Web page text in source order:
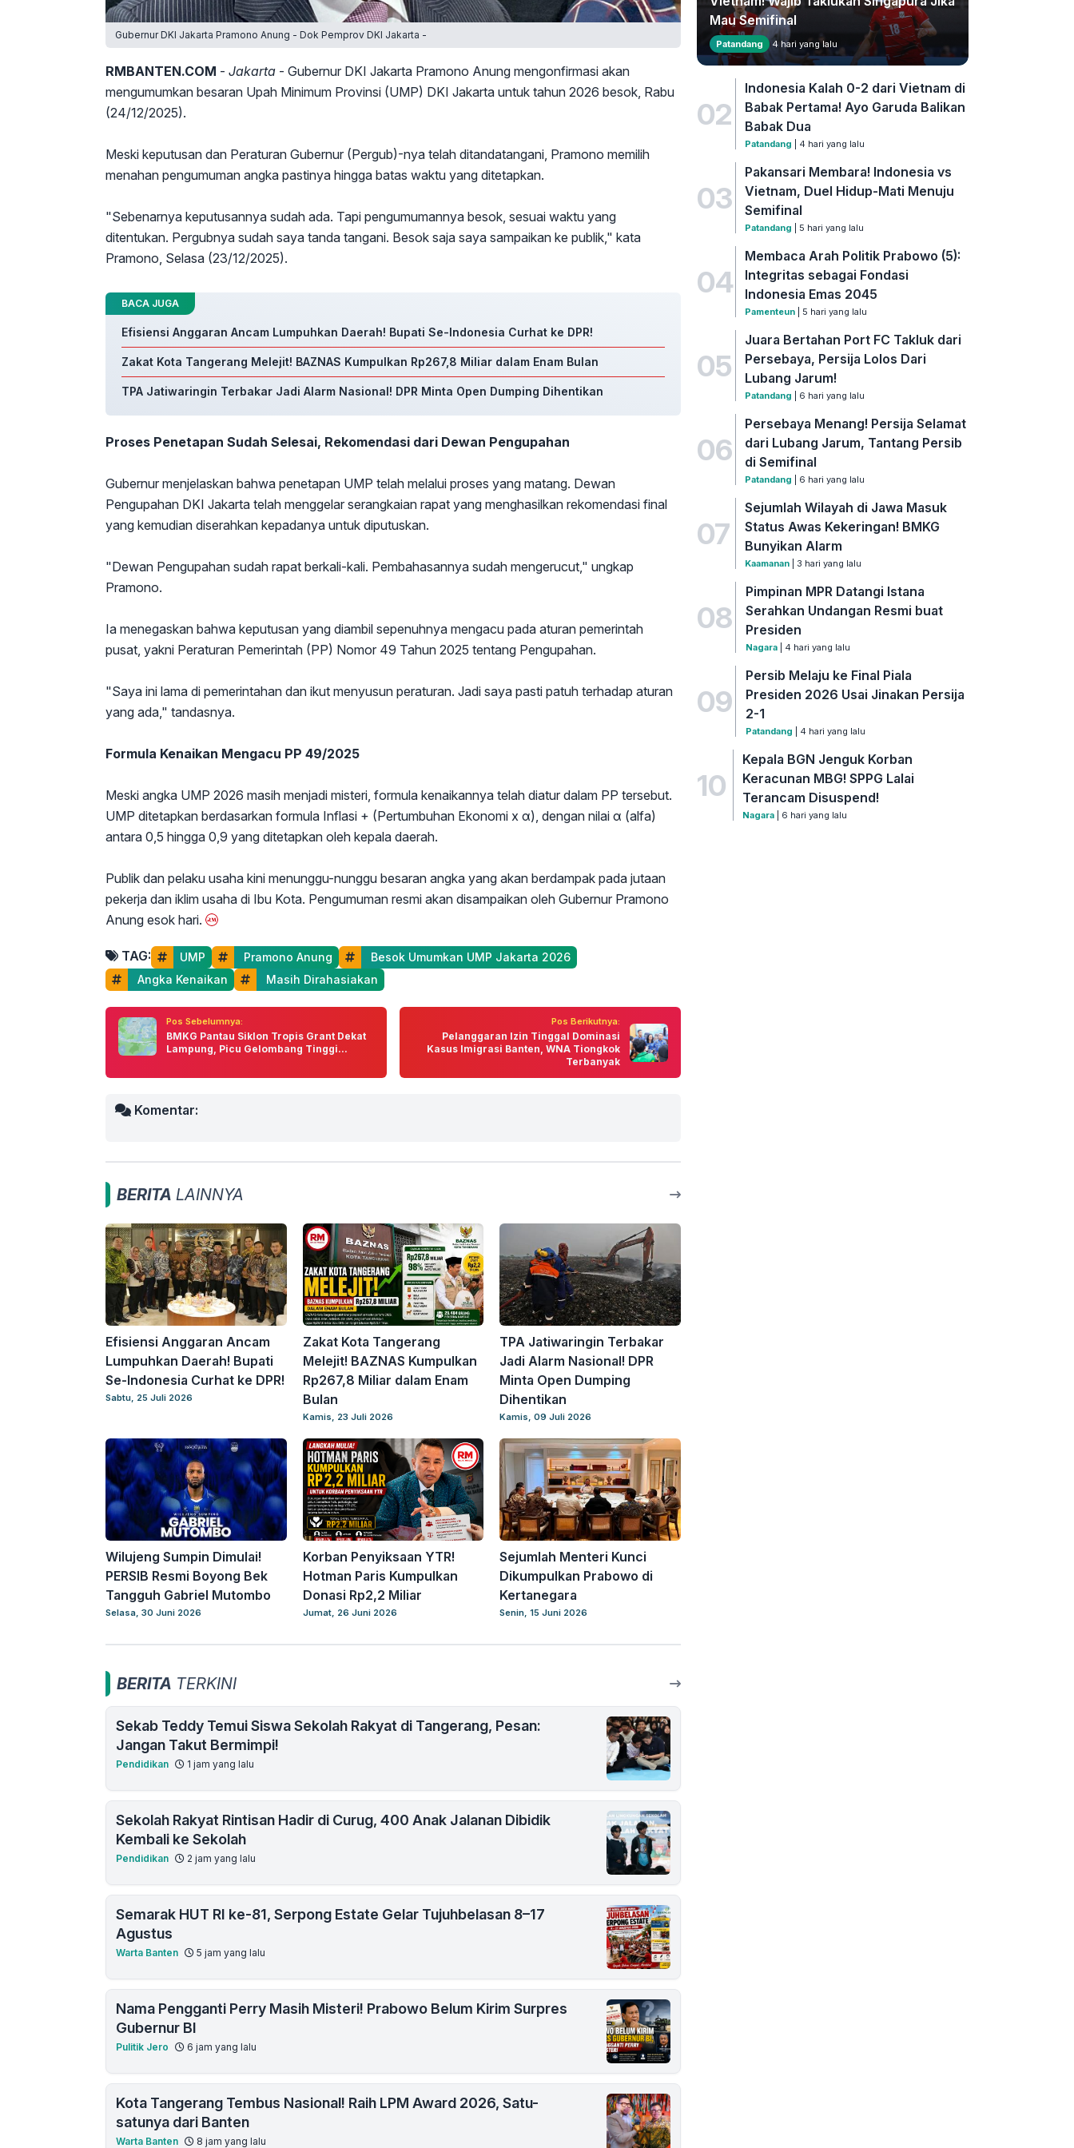
Gubernur DKI Jakarta Pramono Anung - Dok Pemprov DKI Jakarta -
RMBANTEN.COM - Jakarta - Gubernur DKI Jakarta Pramono Anung mengonfirmasi akan
mengumumkan besaran Upah Minimum Provinsi (UMP) DKI Jakarta untuk tahun 2026 besok, Rabu
(24/12/2025).
Meski keputusan dan Peraturan Gubernur (Pergub)-nya telah ditandatangani, Pramono memilih
menahan pengumuman angka pastinya hingga batas waktu yang ditetapkan.
"Sebenarnya keputusannya sudah ada. Tapi pengumumannya besok, sesuai waktu yang
ditentukan. Pergubnya sudah saya tanda tangani. Besok saja saya sampaikan ke publik," kata
Pramono, Selasa (23/12/2025).
BACA JUGA
Efisiensi Anggaran Ancam Lumpuhkan Daerah! Bupati Se-Indonesia Curhat ke DPR!
Zakat Kota Tangerang Melejit! BAZNAS Kumpulkan Rp267,8 Miliar dalam Enam Bulan
TPA Jatiwaringin Terbakar Jadi Alarm Nasional! DPR Minta Open Dumping Dihentikan
Proses Penetapan Sudah Selesai, Rekomendasi dari Dewan Pengupahan
Gubernur menjelaskan bahwa penetapan UMP telah melalui proses yang matang. Dewan
Pengupahan DKI Jakarta telah menggelar serangkaian rapat yang menghasilkan rekomendasi final
yang kemudian diserahkan kepadanya untuk diputuskan.
"Dewan Pengupahan sudah rapat berkali-kali. Pembahasannya sudah mengerucut," ungkap
Pramono.
Ia menegaskan bahwa keputusan yang diambil sepenuhnya mengacu pada aturan pemerintah
pusat, yakni Peraturan Pemerintah (PP) Nomor 49 Tahun 2025 tentang Pengupahan.
"Saya ini lama di pemerintahan dan ikut menyusun peraturan. Jadi saya pasti patuh terhadap aturan
yang ada," tandasnya.
Formula Kenaikan Mengacu PP 49/2025
Meski angka UMP 2026 masih menjadi misteri, formula kenaikannya telah diatur dalam PP tersebut.
UMP ditetapkan berdasarkan formula Inflasi + (Pertumbuhan Ekonomi x α), dengan nilai α (alfa)
antara 0,5 hingga 0,9 yang ditetapkan oleh kepala daerah.
Publik dan pelaku usaha kini menunggu-nunggu besaran angka yang akan berdampak pada jutaan
pekerja dan iklim usaha di Ibu Kota. Pengumuman resmi akan disampaikan oleh Gubernur Pramono
Anung esok hari.
TAG: UMP Pramono Anung
Besok Umumkan UMP Jakarta 2026
Angka Kenaikan
Masih Dirahasiakan
Pos Sebelumnya:
BMKG Pantau Siklon Tropis Grant Dekat
Lampung, Picu Gelombang Tinggi...
Pos Berikutnya:
Pelanggaran Izin Tinggal Dominasi
Kasus Imigrasi Banten, WNA Tiongkok
Terbanyak
Komentar:
BERITA LAINNYA
Efisiensi Anggaran Ancam
Lumpuhkan Daerah! Bupati
Se-Indonesia Curhat ke DPR!
Sabtu, 25 Juli 2026
Zakat Kota Tangerang
Melejit! BAZNAS Kumpulkan
Rp267,8 Miliar dalam Enam
Bulan
Kamis, 23 Juli 2026
TPA Jatiwaringin Terbakar
Jadi Alarm Nasional! DPR
Minta Open Dumping
Dihentikan
Kamis, 09 Juli 2026
Wilujeng Sumpin Dimulai!
PERSIB Resmi Boyong Bek
Tangguh Gabriel Mutombo
Selasa, 30 Juni 2026
Korban Penyiksaan YTR!
Hotman Paris Kumpulkan
Donasi Rp2,2 Miliar
Jumat, 26 Juni 2026
Sejumlah Menteri Kunci
Dikumpulkan Prabowo di
Kertanegara
Senin, 15 Juni 2026
BERITA TERKINI
Sekab Teddy Temui Siswa Sekolah Rakyat di Tangerang, Pesan:
Jangan Takut Bermimpi!
Pendidikan 1 jam yang lalu
Sekolah Rakyat Rintisan Hadir di Curug, 400 Anak Jalanan Dibidik
Kembali ke Sekolah
Pendidikan 2 jam yang lalu
Semarak HUT RI ke-81, Serpong Estate Gelar Tujuhbelasan 8–17
Agustus
Warta Banten 5 jam yang lalu
Nama Pengganti Perry Masih Misteri! Prabowo Belum Kirim Surpres
Gubernur BI
Pulitik Jero 6 jam yang lalu
Kota Tangerang Tembus Nasional! Raih LPM Award 2026, Satu-
satunya dari Banten
Warta Banten 8 jam yang lalu
Mau Semifinal
Patandang 4 hari yang lalu
02
Indonesia Kalah 0-2 dari Vietnam di
Babak Pertama! Ayo Garuda Balikan
Babak Dua
Patandang | 4 hari yang lalu
03
Pakansari Membara! Indonesia vs
Vietnam, Duel Hidup-Mati Menuju
Semifinal
Patandang | 5 hari yang lalu
04
Membaca Arah Politik Prabowo (5):
Integritas sebagai Fondasi
Indonesia Emas 2045
Pamenteun | 5 hari yang lalu
05
Juara Bertahan Port FC Takluk dari
Persebaya, Persija Lolos Dari
Lubang Jarum!
Patandang | 6 hari yang lalu
06
Persebaya Menang! Persija Selamat
dari Lubang Jarum, Tantang Persib
di Semifinal
Patandang | 6 hari yang lalu
07
Sejumlah Wilayah di Jawa Masuk
Status Awas Kekeringan! BMKG
Bunyikan Alarm
Kaamanan | 3 hari yang lalu
08
Pimpinan MPR Datangi Istana
Serahkan Undangan Resmi buat
Presiden
Nagara| 4 hari yang lalu
09
Persib Melaju ke Final Piala
Presiden 2026 Usai Jinakan Persija
2-1
Patandang | 4 hari yang lalu
10
Kepala BGN Jenguk Korban
Keracunan MBG! SPPG Lalai
Terancam Disuspend!
Nagara | 6 hari yang lalu